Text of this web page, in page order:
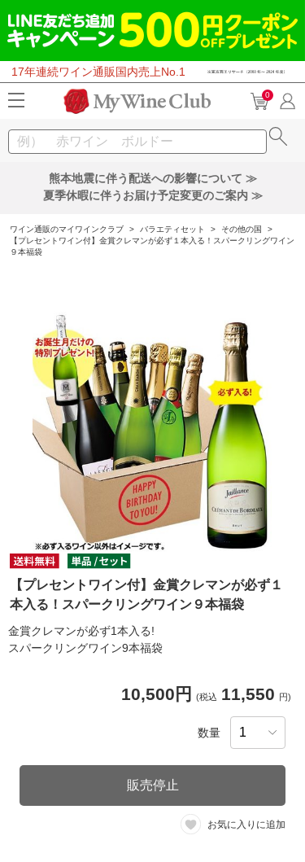
17年連続ワイン通販国内売上No.1
0
熊本地震に伴う配送への影響について ≫
夏季休暇に伴うお届け予定変更のご案内 ≫
ワイン通販のマイワインクラブ > バラエティセット > その他の国
>
【プレセントワイン付】金賞クレマンが必ず１本入る！スパークリングワイン
９本福袋
【プレセントワイン付】金賞クレマンが必ず１
本入る！スパークリングワイン９本福袋
金賞クレマンが必ず1本入る!
スパークリングワイン9本福袋
10,500円 (税込 11,550 円)
数量
販売停止
お気に入りに追加